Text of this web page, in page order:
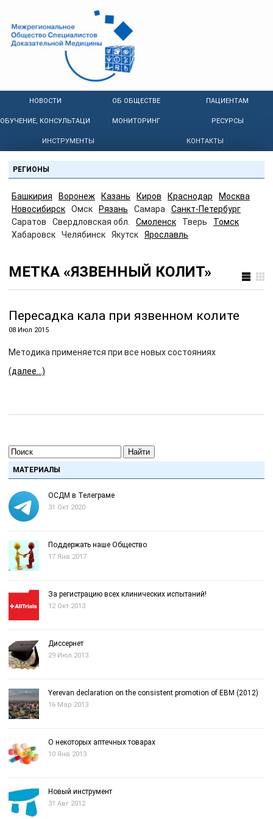
НОВОСТИ ОБ ОБЩЕСТВЕ ПАЦИЕНТАМ
ОБУЧЕНИЕ, КОНСУЛЬТАЦИИ МОНИТОРИНГ РЕСУРСЫ
ИНСТРУМЕНТЫ КОНТАКТЫ
РЕГИОНЫ
Башкирия Воронеж Казань Киров Краснодар
Москва
Новосибирск
Омск Рязань Самара
Санкт-Петербург
Саратов
Свердловская обл. Смоленск Тверь
Томск
Хабаровск
Челябинск Якутск Ярославль
МЕТКА «ЯЗВЕННЫЙ КОЛИТ»
Пересадка кала при язвенном колите
08 Июл 2015
Методика применяется при все новых состояниях
(далее…)
Найти
МАТЕРИАЛЫ
ОСДМ в Телеграме
31 Окт 2020
Поддержать наше Общество
17 Янв 2017
За регистрацию всех клинических испытаний!
12 Окт 2013
Диссернет
29 Июл 2013
Yerevan declaration on the consistent promotion of EBM (2012)
16 Мар 2013
О некоторых аптечных товарах
10 Янв 2013
Новый инструмент
31 Авг 2012